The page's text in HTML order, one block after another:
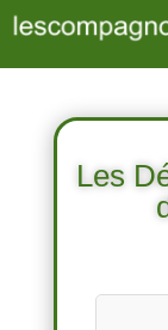
Les